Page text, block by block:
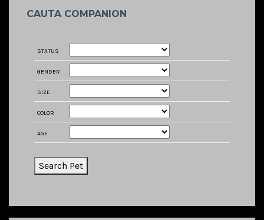
CAUTA COMPANION
STATUS
GENDER
SIZE
COLOR
AGE